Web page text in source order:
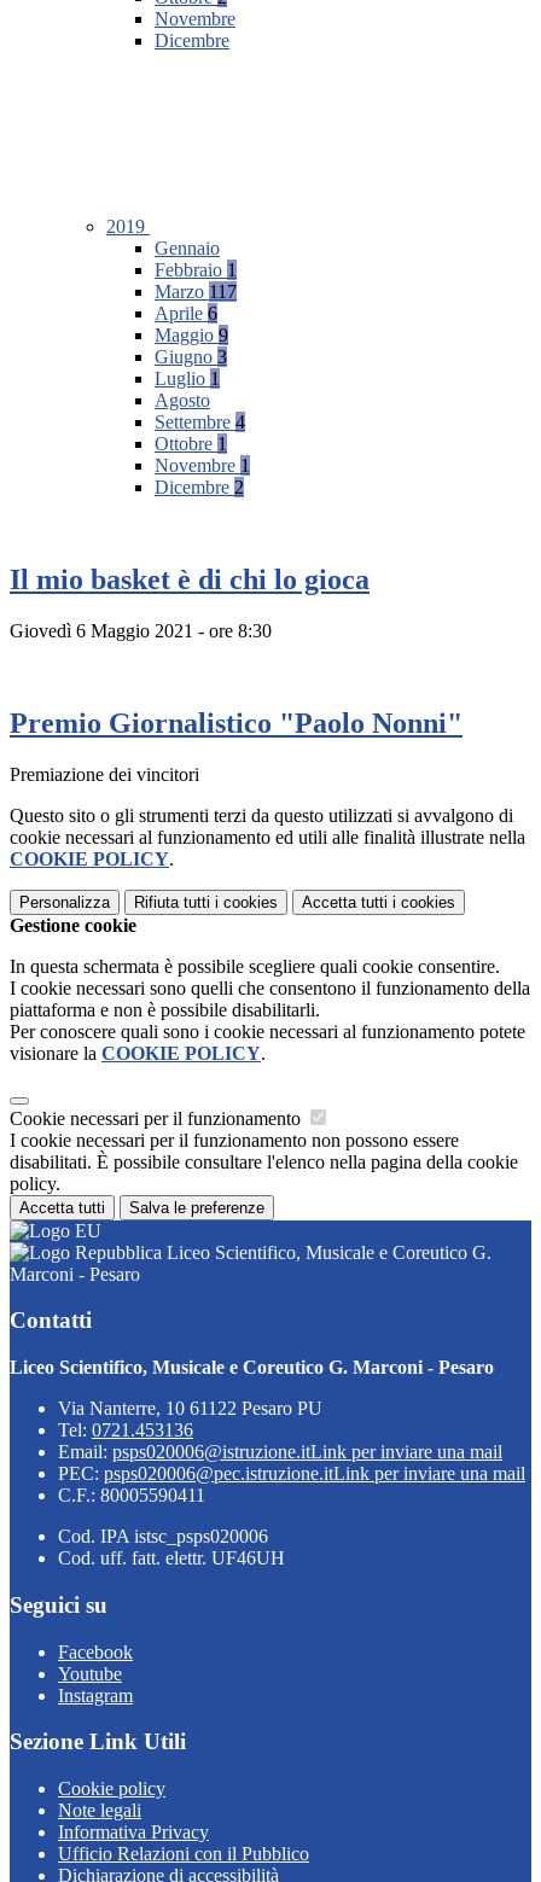
Novembre
Dicembre
2019
Gennaio
Febbraio 1
Marzo 117
Aprile 6
Maggio 9
Giugno 3
Luglio 1
Agosto
Settembre 4
Ottobre 1
Novembre 1
Dicembre 2
Il mio basket è di chi lo gioca
Giovedì 6 Maggio 2021 - ore 8:30
Premio Giornalistico "Paolo Nonni"
Premiazione dei vincitori
Questo sito o gli strumenti terzi da questo utilizzati si avvalgono di
cookie necessari al funzionamento ed utili alle finalità illustrate nella
COOKIE POLICY.
Personalizza Rifiuta tutti i cookies Accetta tutti i cookies
Gestione cookie
In questa schermata è possibile scegliere quali cookie consentire.
I cookie necessari sono quelli che consentono il funzionamento della
piattaforma e non è possibile disabilitarli.
Per conoscere quali sono i cookie necessari al funzionamento potete
visionare la COOKIE POLICY.
Cookie necessari per il funzionamento
I cookie necessari per il funzionamento non possono essere
disabilitati. È possibile consultare l'elenco nella pagina della cookie
policy.
Accetta tutti Salva le preferenze
Liceo Scientifico, Musicale e Coreutico G.
Marconi - Pesaro
Contatti
Liceo Scientifico, Musicale e Coreutico G. Marconi - Pesaro
Via Nanterre, 10 61122 Pesaro PU
Tel: 0721.453136
Email: psps020006@istruzione.itLink per inviare una mail
PEC: psps020006@pec.istruzione.itLink per inviare una mail
C.F.: 80005590411
Cod. IPA istsc_psps020006
Cod. uff. fatt. elettr. UF46UH
Seguici su
Facebook
Youtube
Instagram
Sezione Link Utili
Cookie policy
Note legali
Informativa Privacy
Ufficio Relazioni con il Pubblico
Dichiarazione di accessibilità